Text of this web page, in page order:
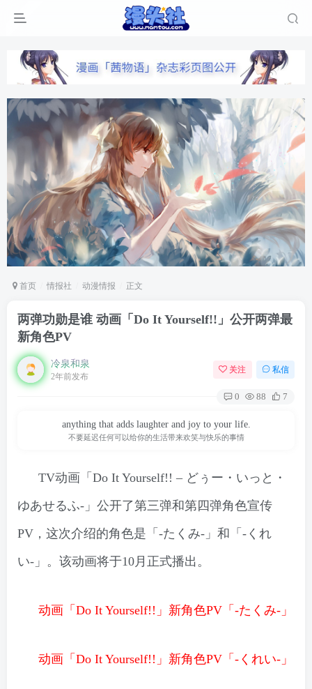
首页 情报社 动漫情报 正文
两弹功勋是谁 动画「Do It Yourself!!」公开两弹最
新角色PV
冷泉和泉
2年前发布
关注 私信
0 88 7
anything that adds laughter and joy to your life.
不要延迟任何可以给你的生活带来欢笑与快乐的事情
TV动画「Do It Yourself!! – どぅー・いっと・
ゆあせるふ-」公开了第三弹和第四弹角色宣传
PV，这次介绍的角色是「-たくみ-」和「-くれ
い-」。该动画将于10月正式播出。
动画「Do It Yourself!!」新角色PV「-たくみ-」
动画「Do It Yourself!!」新角色PV「-くれい-」